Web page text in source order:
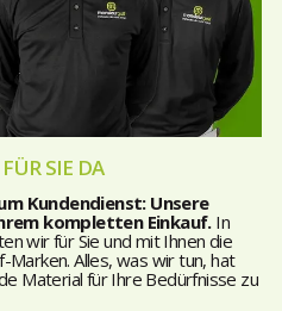
SIE DA
Kundendienst: Unsere
kompletten Einkauf.In
wir für Sie und mit Ihnen die
Alles, was wir tun, hat
Material für Ihre Bedürfnisse zu